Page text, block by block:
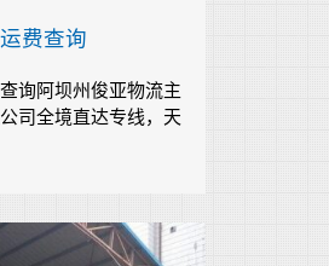
费查询
询阿坝州俊亚物流主
司全境直达专线，天